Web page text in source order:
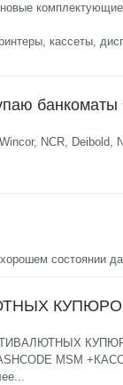
кассеты,
банкоматы
NCR, Deibold,
состоянии
MSM